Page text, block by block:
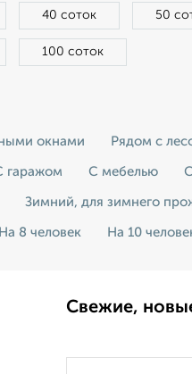
40 соток 50
100 соток
окнами Рядом с
гаражом С мебелью
Зимний, для зимнего
На 8 человек На 10
Свежие,